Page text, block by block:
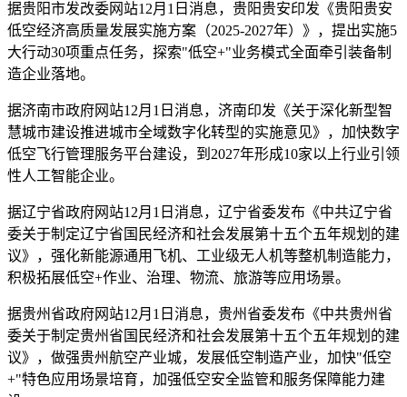
据贵阳市发改委网站12月1日消息，贵阳贵安印发《贵阳贵安
低空经济高质量发展实施方案（2025-2027年）》，提出实施5
大行动30项重点任务，探索"低空+"业务模式全面牵引装备制
造企业落地。
据济南市政府网站12月1日消息，济南印发《关于深化新型智
慧城市建设推进城市全域数字化转型的实施意见》，加快数字
低空飞行管理服务平台建设，到2027年形成10家以上行业引领
性人工智能企业。
据辽宁省政府网站12月1日消息，辽宁省委发布《中共辽宁省
委关于制定辽宁省国民经济和社会发展第十五个五年规划的建
议》，强化新能源通用飞机、工业级无人机等整机制造能力，
积极拓展低空+作业、治理、物流、旅游等应用场景。
据贵州省政府网站12月1日消息，贵州省委发布《中共贵州省
委关于制定贵州省国民经济和社会发展第十五个五年规划的建
议》，做强贵州航空产业城，发展低空制造产业，加快"低空
+"特色应用场景培育，加强低空安全监管和服务保障能力建